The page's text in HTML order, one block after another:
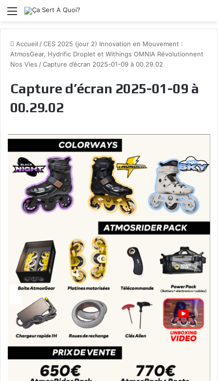
Menu
Accueil /CES 2025 (jour 2) Innovation en Mouvement :
AtmosGear, Hydrific Droplet et Withings OMNIA Révolutionnent
Nos Vies /Capture d’écran 2025-01-09 à 00.29.02
Capture d’écran 2025-01-09 à
00.29.02